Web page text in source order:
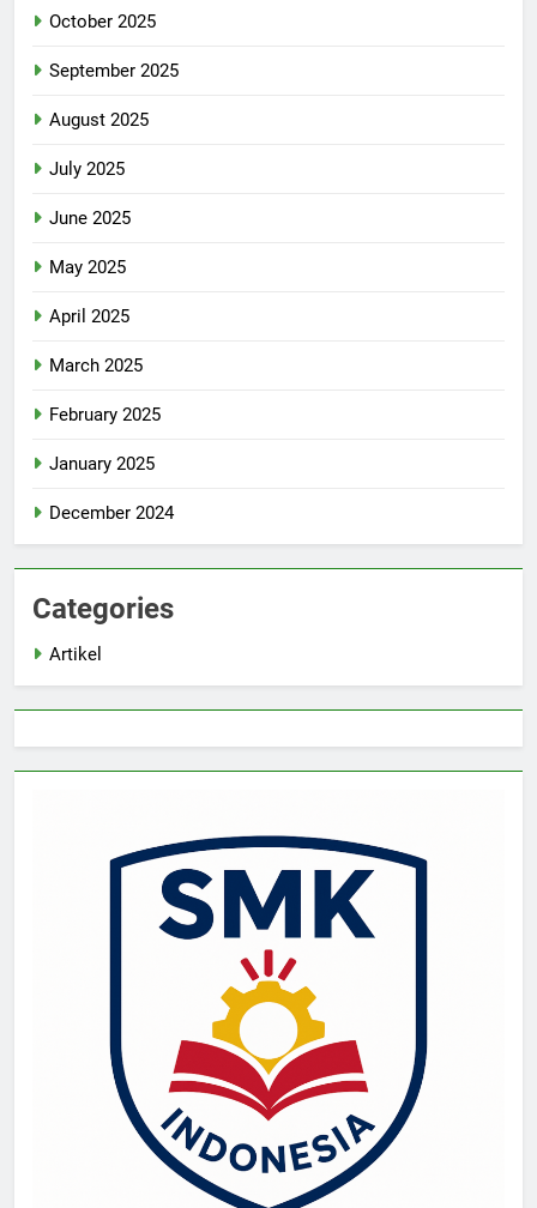
October 2025
September 2025
August 2025
July 2025
June 2025
May 2025
April 2025
March 2025
February 2025
January 2025
December 2024
Categories
Artikel